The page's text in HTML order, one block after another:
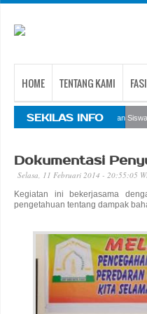
HOME TENTANG KAMI
SEKILAS INFO
Sekolah Internasional Taman Siswa
Dokumentasi
Selasa, 11 Februari 2014 - 20:55:05
Kegiatan ini bekerjasama
pengetahuan tentang dampak